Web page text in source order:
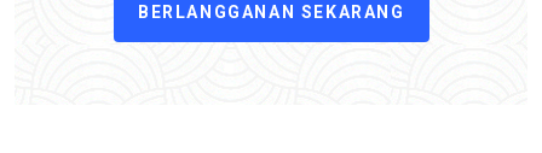
BERLANGGANAN SEKARANG